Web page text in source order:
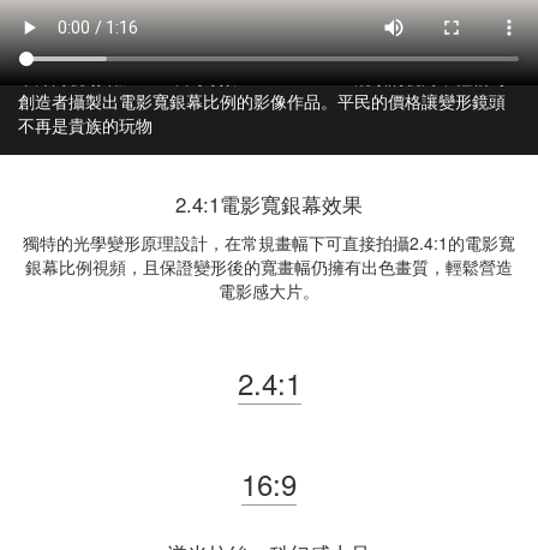
全新的電影世界等你來探索
相比傳統50mm APS-C鏡頭，使用思銳50mm F1.8變形鏡頭可使水
平方向視場增加33%，約等效APS-C 37.5mm鏡頭的視角，輕鬆爲
創造者攝製出電影寬銀幕比例的影像作品。平民的價格讓變形鏡頭
不再是貴族的玩物
2.4:1電影寬銀幕效果
獨特的光學變形原理設計，在常規畫幅下可直接拍攝2.4:1的電影寬
銀幕比例視頻，且保證變形後的寬畫幅仍擁有出色畫質，輕鬆營造
電影感大片。
2.4:1
16:9